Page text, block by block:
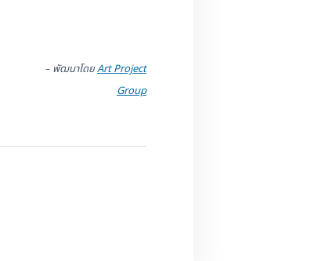
– พัฒนาโดยArt Project
Group